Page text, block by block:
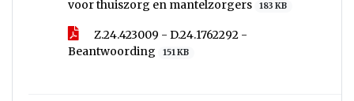
voor thuiszorg en mantelzorgers
183 KB
Z.24.423009 - D.24.1762292 -
Beantwoording
151 KB